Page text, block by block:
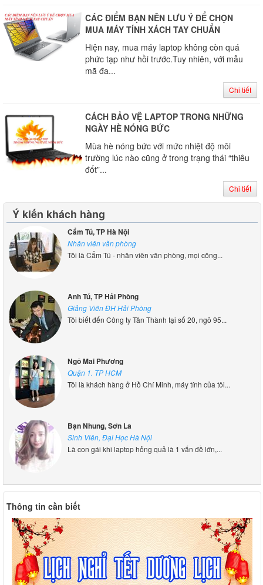
CÁC ĐIỂM BẠN NÊN LƯU Ý ĐỂ CHỌN
MUA MÁY TÍNH XÁCH TAY CHUẨN
Hiện nay, mua máy laptop không còn quá
phức tạp như hồi trước.Tuy nhiên, với mẫu
mã đa...
Chi tiết
CÁCH BẢO VỆ LAPTOP TRONG NHỮNG
NGÀY HÈ NÓNG BỨC
Mùa hè nóng bức với mức nhiệt độ môi
trường lúc nào cũng ở trong trạng thái “thiêu
đốt”...
Chi tiết
Ý kiến khách hàng
Cẩm Tú, TP Hà Nội
Nhân viên văn phòng
Tôi là Cẩm Tú - nhân viên văn phòng, mọi công...
Anh Tú, TP Hải Phòng
Giảng Viên ĐH Hải Phòng
Tôi biết đến Công ty Tân Thành tại số 20, ngõ 95...
Ngô Mai Phương
Quận 1. TP HCM
Tôi là khách hàng ở Hồ Chí Minh, máy tính của tôi...
Bạn Nhung, Sơn La
Sinh Viên, Đại Học Hà Nội
Là con gái khi laptop hỏng quả là 1 vấn đề lớn,...
Thông tin cần biết